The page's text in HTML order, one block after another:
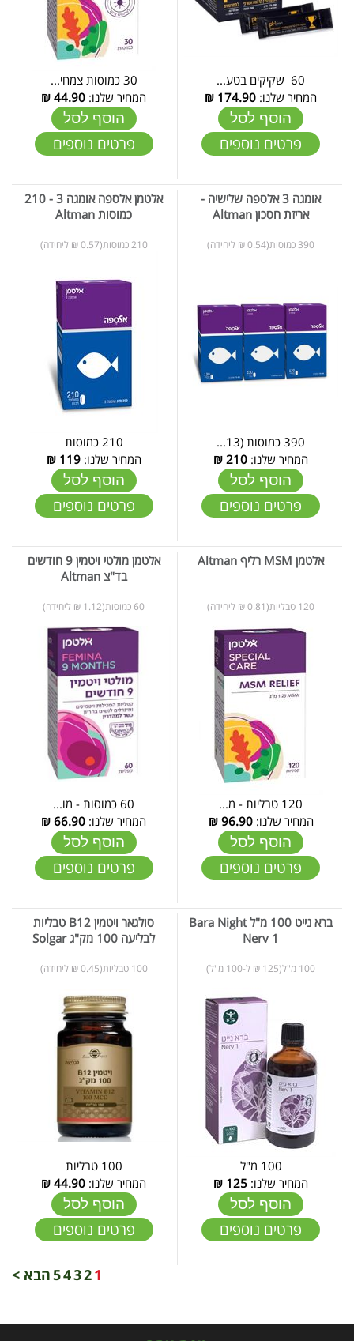
60 שקיקים בטע...
המחיר שלנו: 174.90
₪
הוסף לסל
פרטים נוספים
30 כמוסות צמחי...
המחיר שלנו: 44.90
₪
הוסף לסל
פרטים נוספים
אומגה 3 אלספה שלישיה -
אריזת חסכון Altman
390 כמוסות(0.54 ₪ ליחידה)
390 כמוסות (13...
המחיר שלנו: 210
₪
הוסף לסל
פרטים נוספים
אלטמן אלספה אומגה 3 - 210
כמוסות Altman
210 כמוסות(0.57 ₪ ליחידה)
210 כמוסות
המחיר שלנו:119
₪
הוסף לסל
פרטים נוספים
אלטמן MSM רליף Altman
120 טבליות(0.81 ₪ ליחידה)
120 טבליות - מ...
המחיר שלנו:96.90
₪
הוסף לסל
פרטים נוספים
אלטמן מולטי ויטמין 9 חודשים
בד"צ Altman
60 כמוסות(1.12 ₪ ליחידה)
60 כמוסות - מו...
המחיר שלנו: 66.90
₪
הוסף לסל
פרטים נוספים
ברא נייט 100 מ"ל Bara Night
Nerv 1
100 מ"ל(125 ₪ ל-100 מ"ל)
100 מ"ל
המחיר שלנו: 125
₪
הוסף לסל
פרטים נוספים
סולגאר ויטמין B12 טבליות
לבליעה 100 מק"ג Solgar
100 טבליות(0.45 ₪ ליחידה)
100 טבליות
המחיר שלנו: 44.90
₪
הוסף לסל
פרטים נוספים
1
2
3
4
5הבא >